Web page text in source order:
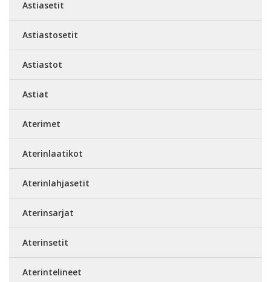
Astiasetit
Astiastosetit
Astiastot
Astiat
Aterimet
Aterinlaatikot
Aterinlahjasetit
Aterinsarjat
Aterinsetit
Aterintelineet